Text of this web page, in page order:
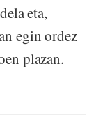
eta,
egin ordez
plazan.